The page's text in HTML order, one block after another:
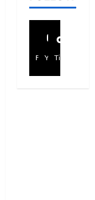
Facebook
YouTube
TikTok